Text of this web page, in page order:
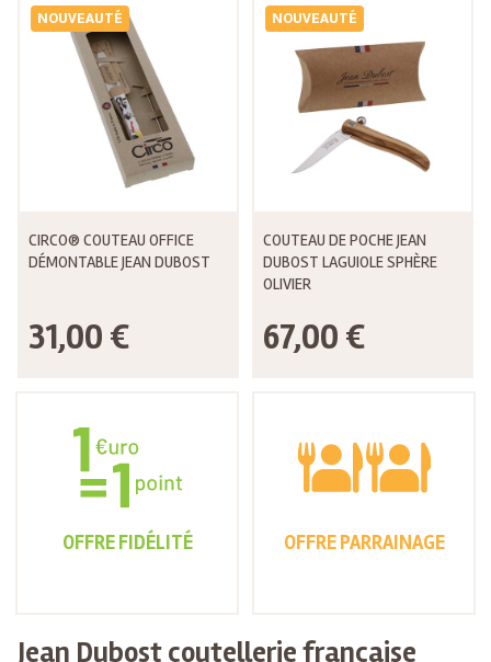
NOUVEAUTÉ
CIRCO® COUTEAU OFFICE
DÉMONTABLE JEAN DUBOST
31,00 €
NOUVEAUTÉ
COUTEAU DE POCHE JEAN
DUBOST LAGUIOLE SPHÈRE
OLIVIER
67,00 €
OFFRE FIDÉLITÉ OFFRE PARRAINAGE
Jean Dubost coutellerie française